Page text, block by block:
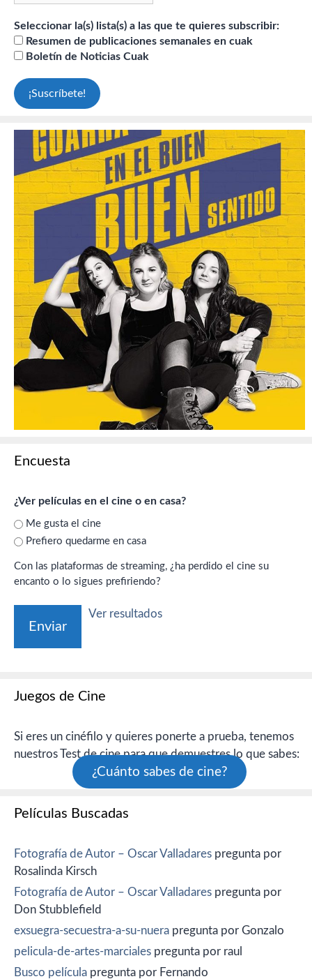
Seleccionar la(s) lista(s) a las que te quieres subscribir:
Resumen de publicaciones semanales en cuak
Boletín de Noticias Cuak
Encuesta
¿Ver películas en el cine o en casa?
Me gusta el cine
Prefiero quedarme en casa
Con las plataformas de streaming, ¿ha perdido el cine su
encanto o lo sigues prefiriendo?
Ver resultados
Juegos de Cine
Si eres un cinéfilo y quieres ponerte a prueba, tenemos
nuestros Test de cine para que demuestres lo que sabes:
¿Cuánto sabes de cine?
Películas Buscadas
Fotografía de Autor – Oscar Valladares pregunta por
Rosalinda Kirsch
Fotografía de Autor – Oscar Valladares pregunta por
Don Stubblefield
exsuegra-secuestra-a-su-nuera pregunta por Gonzalo
pelicula-de-artes-marciales pregunta por raul
Busco película pregunta por Fernando